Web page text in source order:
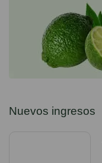
Nuevos ingresos